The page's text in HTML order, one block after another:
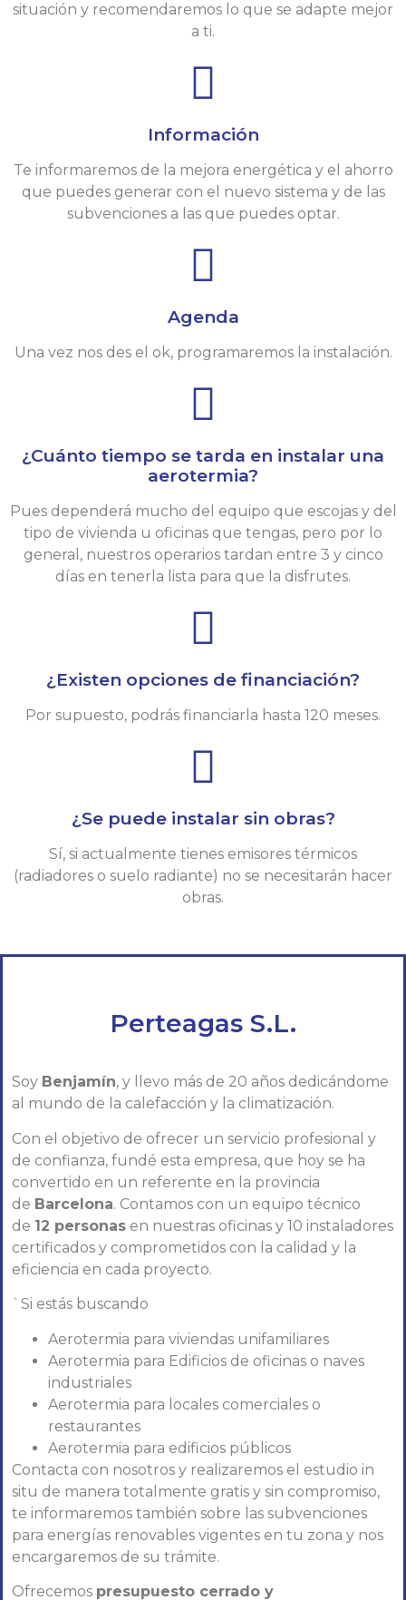
situación y recomendaremos lo que se adapte mejor
a ti.
Información
Te informaremos de la mejora energética y el ahorro
que puedes generar con el nuevo sistema y de las
subvenciones a las que puedes optar.
Agenda
Una vez nos des el ok, programaremos la instalación.
¿Cuánto tiempo se tarda en instalar una
aerotermia?
Pues dependerá mucho del equipo que escojas y del
tipo de vivienda u oficinas que tengas, pero por lo
general, nuestros operarios tardan entre 3 y cinco
días en tenerla lista para que la disfrutes.
¿Existen opciones de financiación?
Por supuesto, podrás financiarla hasta 120 meses.
¿Se puede instalar sin obras?
Sí, si actualmente tienes emisores térmicos
(radiadores o suelo radiante) no se necesitarán hacer
obras.
Perteagas S.L.
Soy Benjamín, y llevo más de 20 años dedicándome
al mundo de la calefacción y la climatización.
Con el objetivo de ofrecer un servicio profesional y
de confianza, fundé esta empresa, que hoy se ha
convertido en un referente en la provincia
de Barcelona. Contamos con un equipo técnico
de 12 personas en nuestras oficinas y 10 instaladores
certificados y comprometidos con la calidad y la
eficiencia en cada proyecto.
`Si estás buscando
Aerotermia para viviendas unifamiliares
Aerotermia para Edificios de oficinas o naves
industriales
Aerotermia para locales comerciales o
restaurantes
Aerotermia para edificios públicos
Contacta con nosotros y realizaremos el estudio in
situ de manera totalmente gratis y sin compromiso,
te informaremos también sobre las subvenciones
para energías renovables vigentes en tu zona y nos
encargaremos de su trámite.
Ofrecemos presupuesto cerrado y